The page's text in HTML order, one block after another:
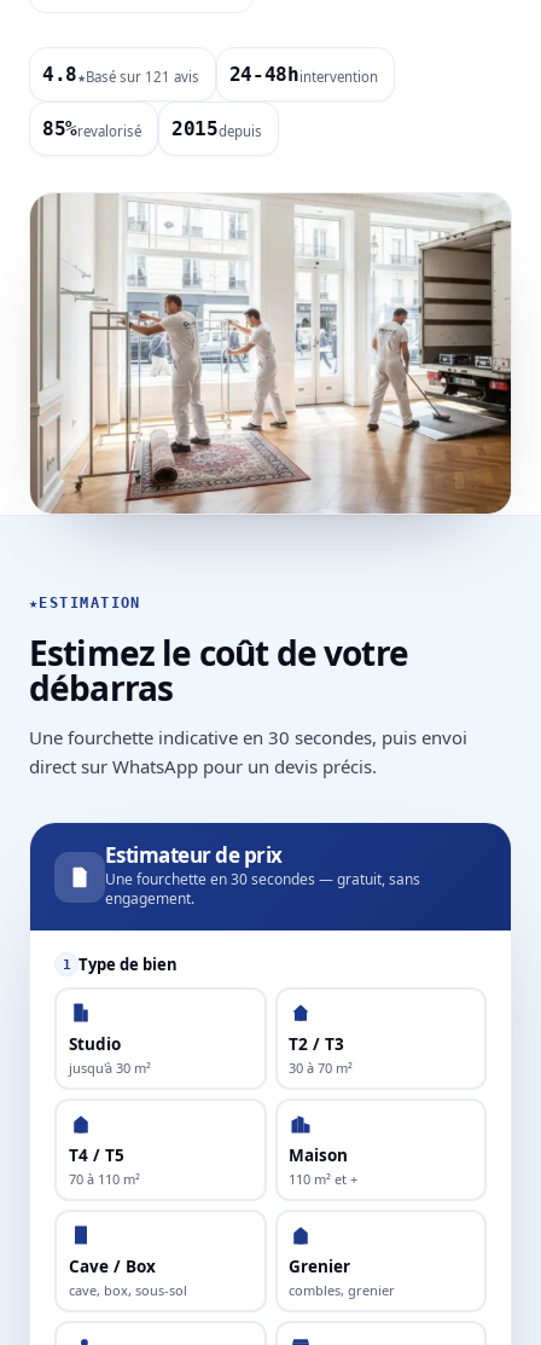
4.8★Basé sur 121 avis 24-48hintervention
85%revalorisé 2015depuis
★ ESTIMATION
Estimez le coût de votre
débarras
Une fourchette indicative en 30 secondes, puis envoi
direct sur WhatsApp pour un devis précis.
Estimateur de prix
Une fourchette en 30 secondes — gratuit, sans
engagement.
1 Type de bien
Studio
jusqu'à 30 m²
T2 / T3
30 à 70 m²
T4 / T5
70 à 110 m²
Maison
110 m² et +
Cave / Box
cave, box, sous-sol
Grenier
combles, grenier